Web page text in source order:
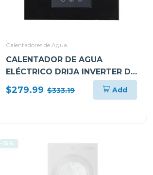
Calentadores de Agua
CALENTADOR DE AGUA
ELÉCTRICO DRIJA INVERTER DE
21.5L CLTE14K
$279.99 $333.19 Add
-15%